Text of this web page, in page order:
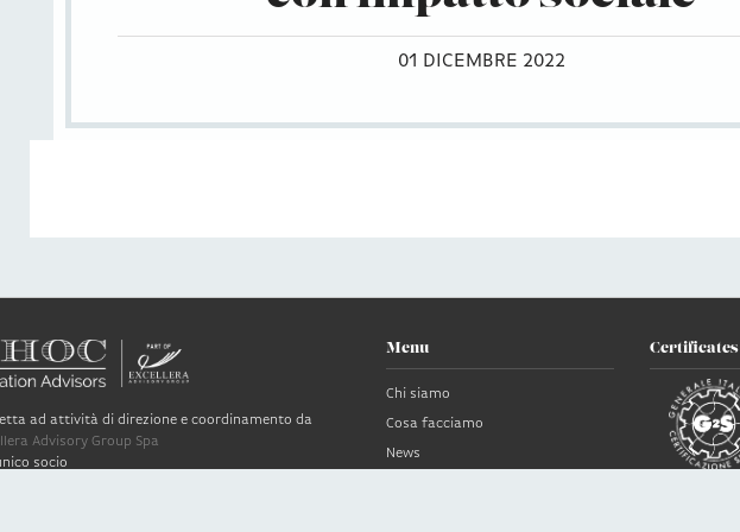
01 DICEMBRE 2022
ad attività di direzione e coordinamento da
Advisory Group Spa
socio
Menu
Chi siamo
Cosa facciamo
News
Certificates